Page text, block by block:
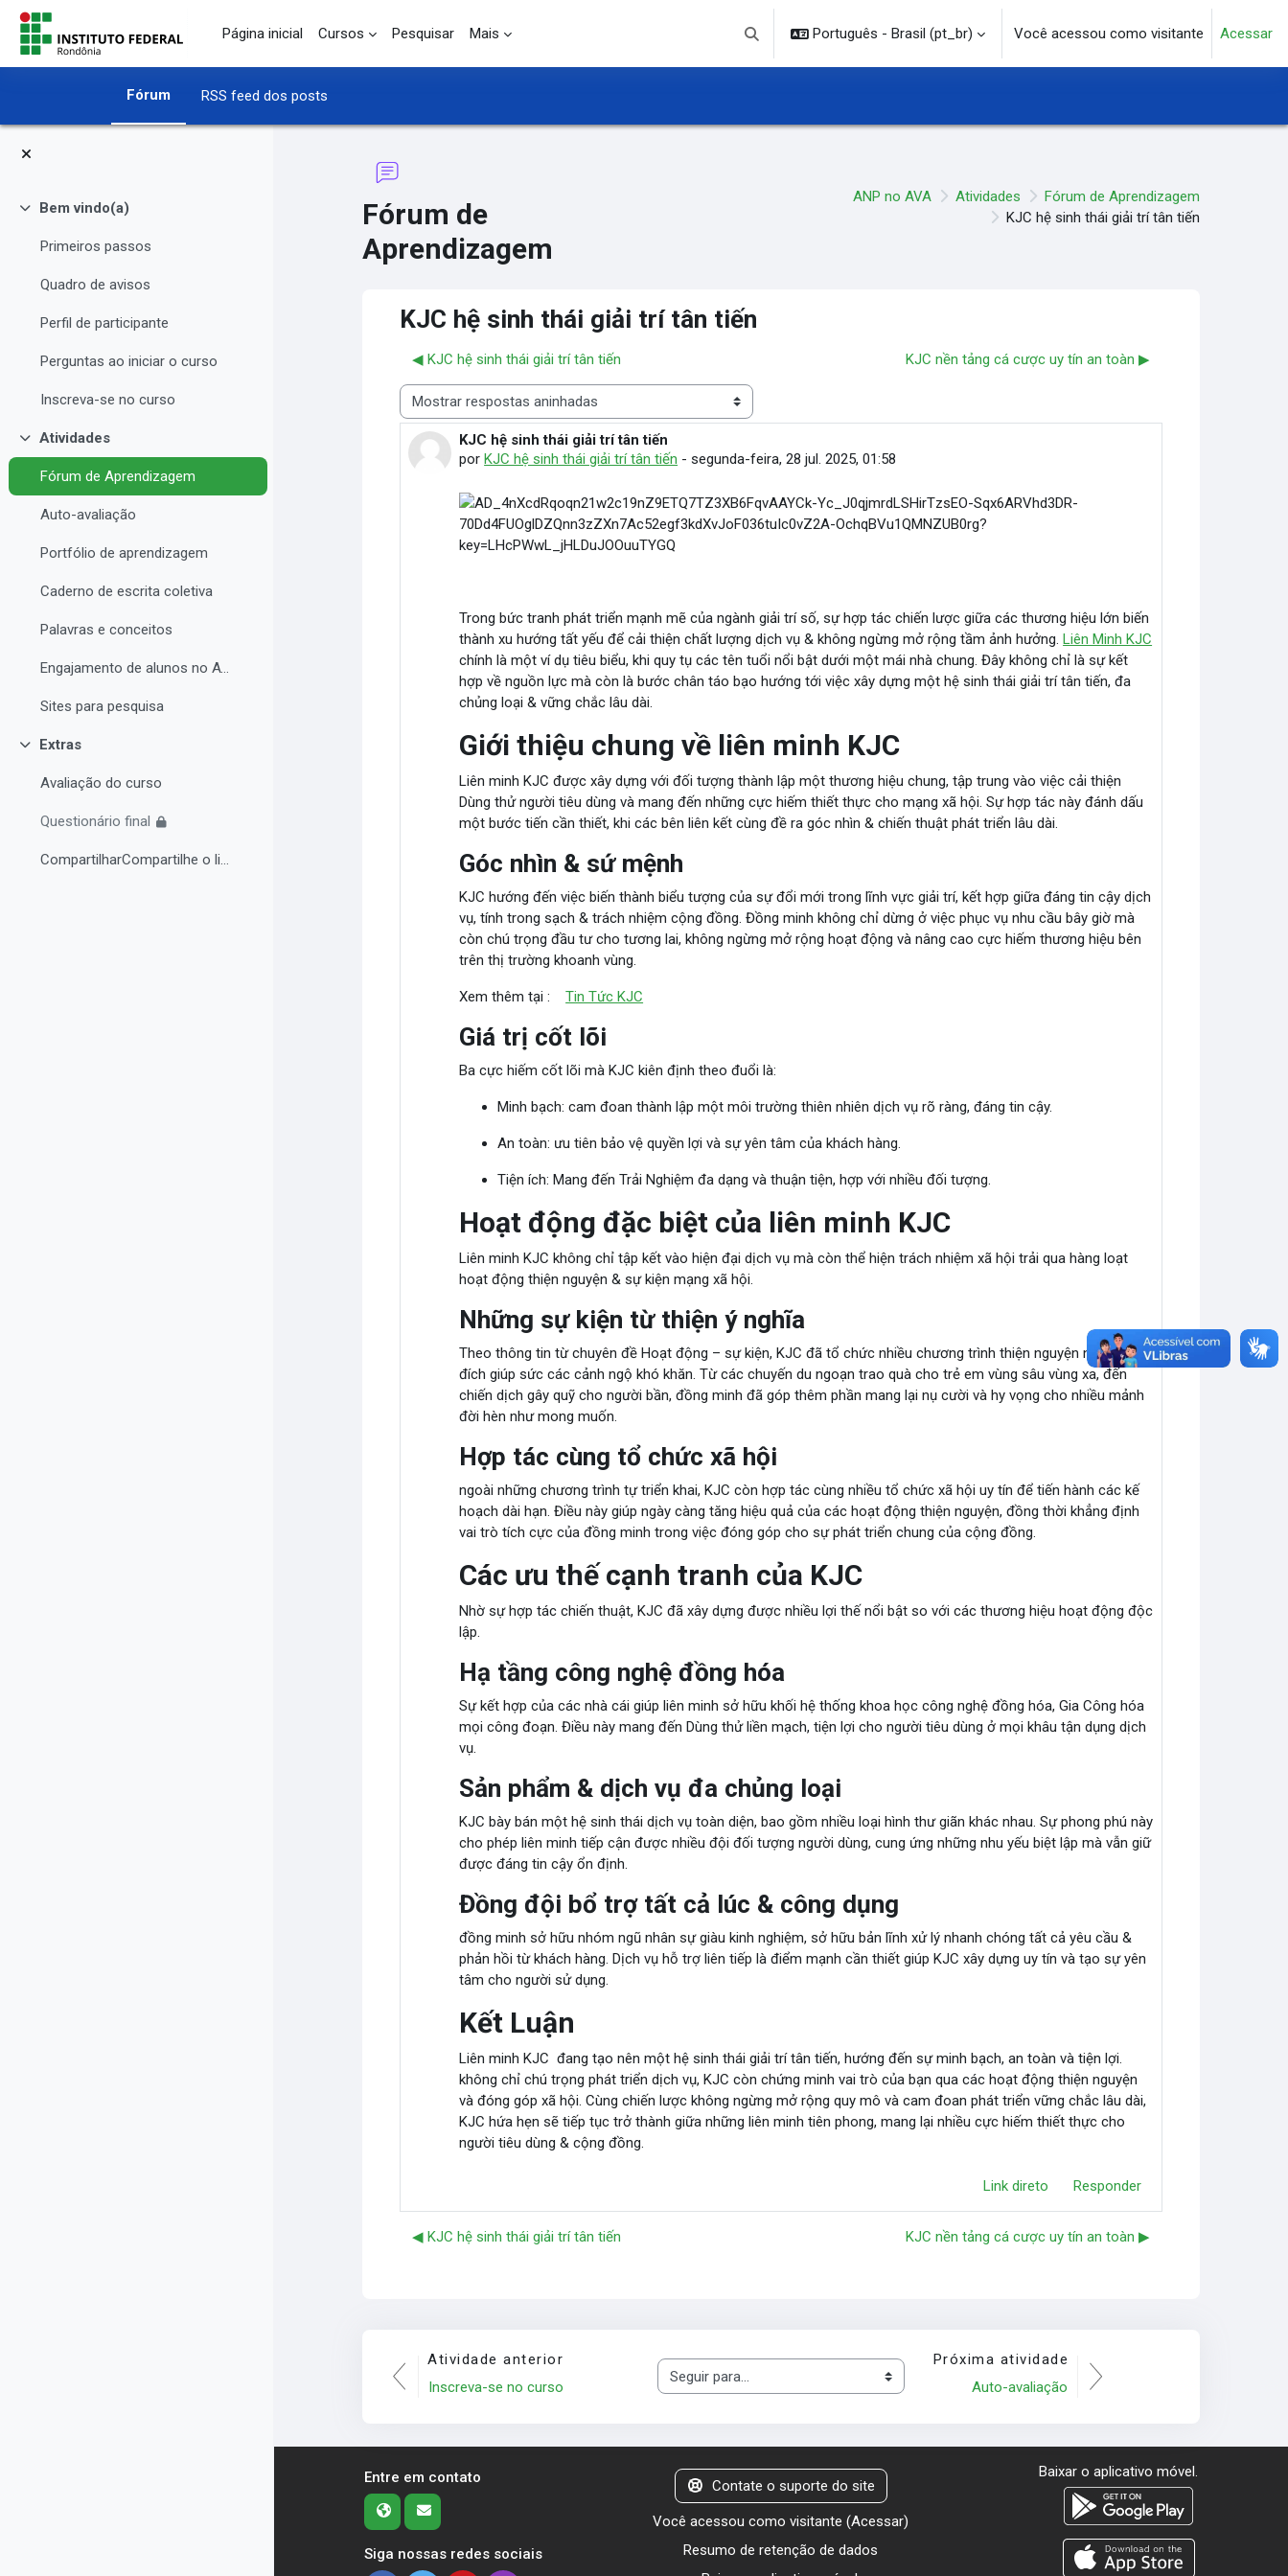
Ir para o conteúdo principal
Página inicial
Cursos Pesquisar Mais
Alternar entrada de pesquisa
Português - Brasil ‎(pt_br)‎ Você acessou como visitante Acessar
Fórum RSS feed dos posts
Contrair
Bem vindo(a)
Primeiros passos
Quadro de avisos
Perfil de participante
Perguntas ao iniciar o curso
Inscreva-se no curso
Contrair
Atividades
Fórum de Aprendizagem
Auto-avaliação
Portfólio de aprendizagem
Caderno de escrita coletiva
Palavras e conceitos
Engajamento de alunos no AVA e Desempenho Acadêmico
Sites para pesquisa
Contrair
Extras
Avaliação do curso
Questionário final
CompartilharCompartilhe o link do curso em suas re...
Fórum de
Aprendizagem
ANP no AVA Atividades
Fórum de Aprendizagem
KJC hệ sinh thái giải trí tân tiến
KJC hệ sinh thái giải trí tân tiến
◀︎ KJC hệ sinh thái giải trí tân tiến KJC nền tảng cá cược uy tín an toàn ▶︎
Modo de visualização
KJC hệ sinh thái giải trí tân tiến
porKJC hệ sinh thái giải trí tân tiến -segunda-feira, 28 jul. 2025, 01:58
Número de respostas: 0
Trong bức tranh phát triển mạnh mẽ của ngành giải trí số, sự hợp tác chiến lược giữa các thương hiệu lớn biến
thành xu hướng tất yếu để cải thiện chất lượng dịch vụ & không ngừng mở rộng tầm ảnh hưởng.Liên Minh KJC
chính là một ví dụ tiêu biểu, khi quy tụ các tên tuổi nổi bật dưới một mái nhà chung. Đây không chỉ là sự kết
hợp về nguồn lực mà còn là bước chân táo bạo hướng tới việc xây dựng một hệ sinh thái giải trí tân tiến, đa
chủng loại & vững chắc lâu dài.
Giới thiệu chung về liên minh KJC
Liên minh KJC được xây dựng với đối tượng thành lập một thương hiệu chung, tập trung vào việc cải thiện
Dùng thử người tiêu dùng và mang đến những cực hiếm thiết thực cho mạng xã hội. Sự hợp tác này đánh dấu
một bước tiến cần thiết, khi các bên liên kết cùng đề ra góc nhìn & chiến thuật phát triển lâu dài.
Góc nhìn & sứ mệnh
KJC hướng đến việc biến thành biểu tượng của sự đổi mới trong lĩnh vực giải trí, kết hợp giữa đáng tin cậy dịch
vụ, tính trong sạch & trách nhiệm cộng đồng. Đồng minh không chỉ dừng ở việc phục vụ nhu cầu bây giờ mà
còn chú trọng đầu tư cho tương lai, không ngừng mở rộng hoạt động và nâng cao cực hiếm thương hiệu bên
trên thị trường khoanh vùng.
Xem thêm tại :Tin Tức KJC
Giá trị cốt lõi
Ba cực hiếm cốt lõi mà KJC kiên định theo đuổi là:
Minh bạch: cam đoan thành lập một môi trường thiên nhiên dịch vụ rõ ràng, đáng tin cậy.
An toàn: ưu tiên bảo vệ quyền lợi và sự yên tâm của khách hàng.
Tiện ích: Mang đến Trải Nghiệm đa dạng và thuận tiện, hợp với nhiều đối tượng.
Hoạt động đặc biệt của liên minh KJC
Liên minh KJC không chỉ tập kết vào hiện đại dịch vụ mà còn thể hiện trách nhiệm xã hội trải qua hàng loạt
hoạt động thiện nguyện & sự kiện mạng xã hội.
Những sự kiện từ thiện ý nghĩa
Theo thông tin từ chuyên đề Hoạt động – sự kiện, KJC đã tổ chức nhiều chương trình thiện nguyện nhằm mục
đích giúp sức các cảnh ngộ khó khăn. Từ các chuyến du ngoạn trao quà cho trẻ em vùng sâu vùng xa, đến
chiến dịch gây quỹ cho người bần, đồng minh đã góp thêm phần mang lại nụ cười và hy vọng cho nhiều mảnh
đời hèn như mong muốn.
Hợp tác cùng tổ chức xã hội
ngoài những chương trình tự triển khai, KJC còn hợp tác cùng nhiều tổ chức xã hội uy tín để tiến hành các kế
hoạch dài hạn. Điều này giúp ngày càng tăng hiệu quả của các hoạt động thiện nguyện, đồng thời khẳng định
vai trò tích cực của đồng minh trong việc đóng góp cho sự phát triển chung của cộng đồng.
Các ưu thế cạnh tranh của KJC
Nhờ sự hợp tác chiến thuật, KJC đã xây dựng được nhiều lợi thế nổi bật so với các thương hiệu hoạt động độc
lập.
Hạ tầng công nghệ đồng hóa
Sự kết hợp của các nhà cái giúp liên minh sở hữu khối hệ thống khoa học công nghệ đồng hóa, Gia Công hóa
mọi công đoạn. Điều này mang đến Dùng thử liền mạch, tiện lợi cho người tiêu dùng ở mọi khâu tận dụng dịch
vụ.
Sản phẩm & dịch vụ đa chủng loại
KJC bày bán một hệ sinh thái dịch vụ toàn diện, bao gồm nhiều loại hình thư giãn khác nhau. Sự phong phú này
cho phép liên minh tiếp cận được nhiều đội đối tượng người dùng, cung ứng những nhu yếu biệt lập mà vẫn giữ
được đáng tin cậy ổn định.
Đồng đội bổ trợ tất cả lúc & công dụng
đồng minh sở hữu nhóm ngũ nhân sự giàu kinh nghiệm, sở hữu bản lĩnh xử lý nhanh chóng tất cả yêu cầu &
phản hồi từ khách hàng. Dịch vụ hỗ trợ liên tiếp là điểm mạnh cần thiết giúp KJC xây dựng uy tín và tạo sự yên
tâm cho người sử dụng.
Kết Luận
Liên minh KJC đang tạo nên một hệ sinh thái giải trí tân tiến, hướng đến sự minh bạch, an toàn và tiện lợi.
không chỉ chú trọng phát triển dịch vụ, KJC còn chứng minh vai trò của bạn qua các hoạt động thiện nguyện
và đóng góp xã hội. Cùng chiến lược không ngừng mở rộng quy mô và cam đoan phát triển vững chắc lâu dài,
KJC hứa hẹn sẽ tiếp tục trở thành giữa những liên minh tiên phong, mang lại nhiều cực hiếm thiết thực cho
người tiêu dùng & cộng đồng.
Link direto Responder
◀︎ KJC hệ sinh thái giải trí tân tiến KJC nền tảng cá cược uy tín an toàn ▶︎
Atividade anterior
Inscreva-se no curso
Seguir para...
Próxima atividade
Auto-avaliação
Entre em contato
Siga nossas redes sociais
Contate o suporte do site
Você acessou como visitante (Acessar)
Resumo de retenção de dados
Baixar o aplicativo móvel.